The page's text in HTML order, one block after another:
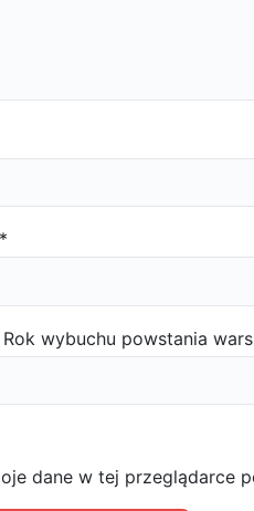
*
Rok wybuchu powstania
dane w tej przeglądarce